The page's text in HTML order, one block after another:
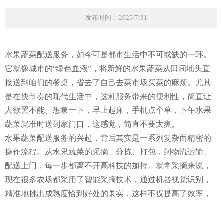
发布时间： 2025/7/31
水果蔬菜配送服务，如今可是都市生活中不可或缺的一环。
它就像城市的“绿色血液”，将新鲜的水果蔬菜从田间地头直
接送到咱们的餐桌，省去了自己去菜市场买菜的麻烦。尤其
是在快节奏的现代生活中，这种服务带来的便利性，简直让
人欲罢不能。想象一下，早上起床，手机点个单，下午水果
蔬菜就准时送到家门口，这感觉，简直不要太爽。
水果蔬菜配送服务的兴起，背后其实是一系列复杂而精密的
操作流程。从水果蔬菜的采摘、分拣、打包，到物流运输、
配送上门，每一步都离不开高科技的加持。就拿采摘来说，
现在很多农场都采用了智能采摘技术，通过机器视觉识别，
精准地挑出成熟度恰到好处的果实，这样不仅提高了效率，